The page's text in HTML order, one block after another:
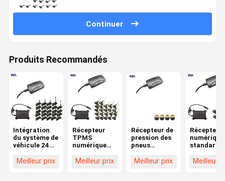
Continuer
Produits Recommandés
Intégration
du système de
véhicule 24
de données
Meilleur prix
Récepteur
TPMS
numérique
camions et
Meilleur prix
Récepteur de
pression des
pneus
LCD 24V pour
Meilleur prix
Récepteur
numérique
standard
à 6 roues
Meilleur